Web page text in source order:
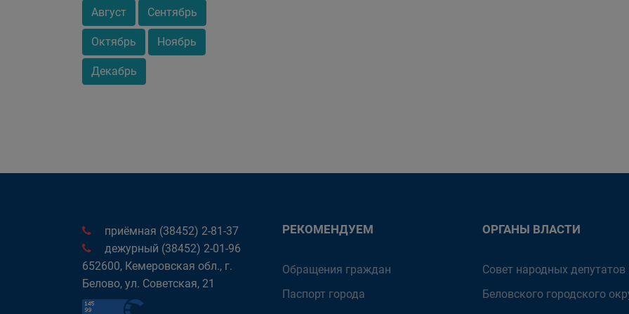
Август Сентябрь
Октябрь Ноябрь
Декабрь
приёмная (38452) 2-81-37
дежурный (38452) 2-01-96
652600, Кемеровская обл., г.
Белово, ул. Советская, 21
РЕКОМЕНДУЕМ
Обращения граждан
Паспорт города
ОРГАНЫ ВЛАСТИ
Совет народных депутатов
Беловского городского